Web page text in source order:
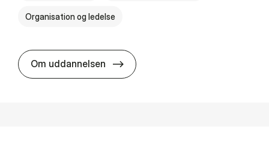
Organisation og ledelse
Om uddannelsen BSc in In­ter­na­tion­al Busi­ness